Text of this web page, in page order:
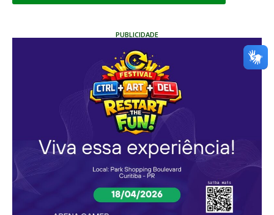
PUBLICIDADE